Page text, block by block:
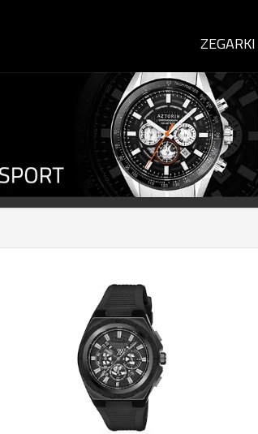
ZEGARKI